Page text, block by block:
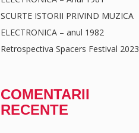
SCURTE ISTORII PRIVIND MUZICA
ELECTRONICA – anul 1982
Retrospectiva Spacers Festival 2023
COMENTARII
RECENTE